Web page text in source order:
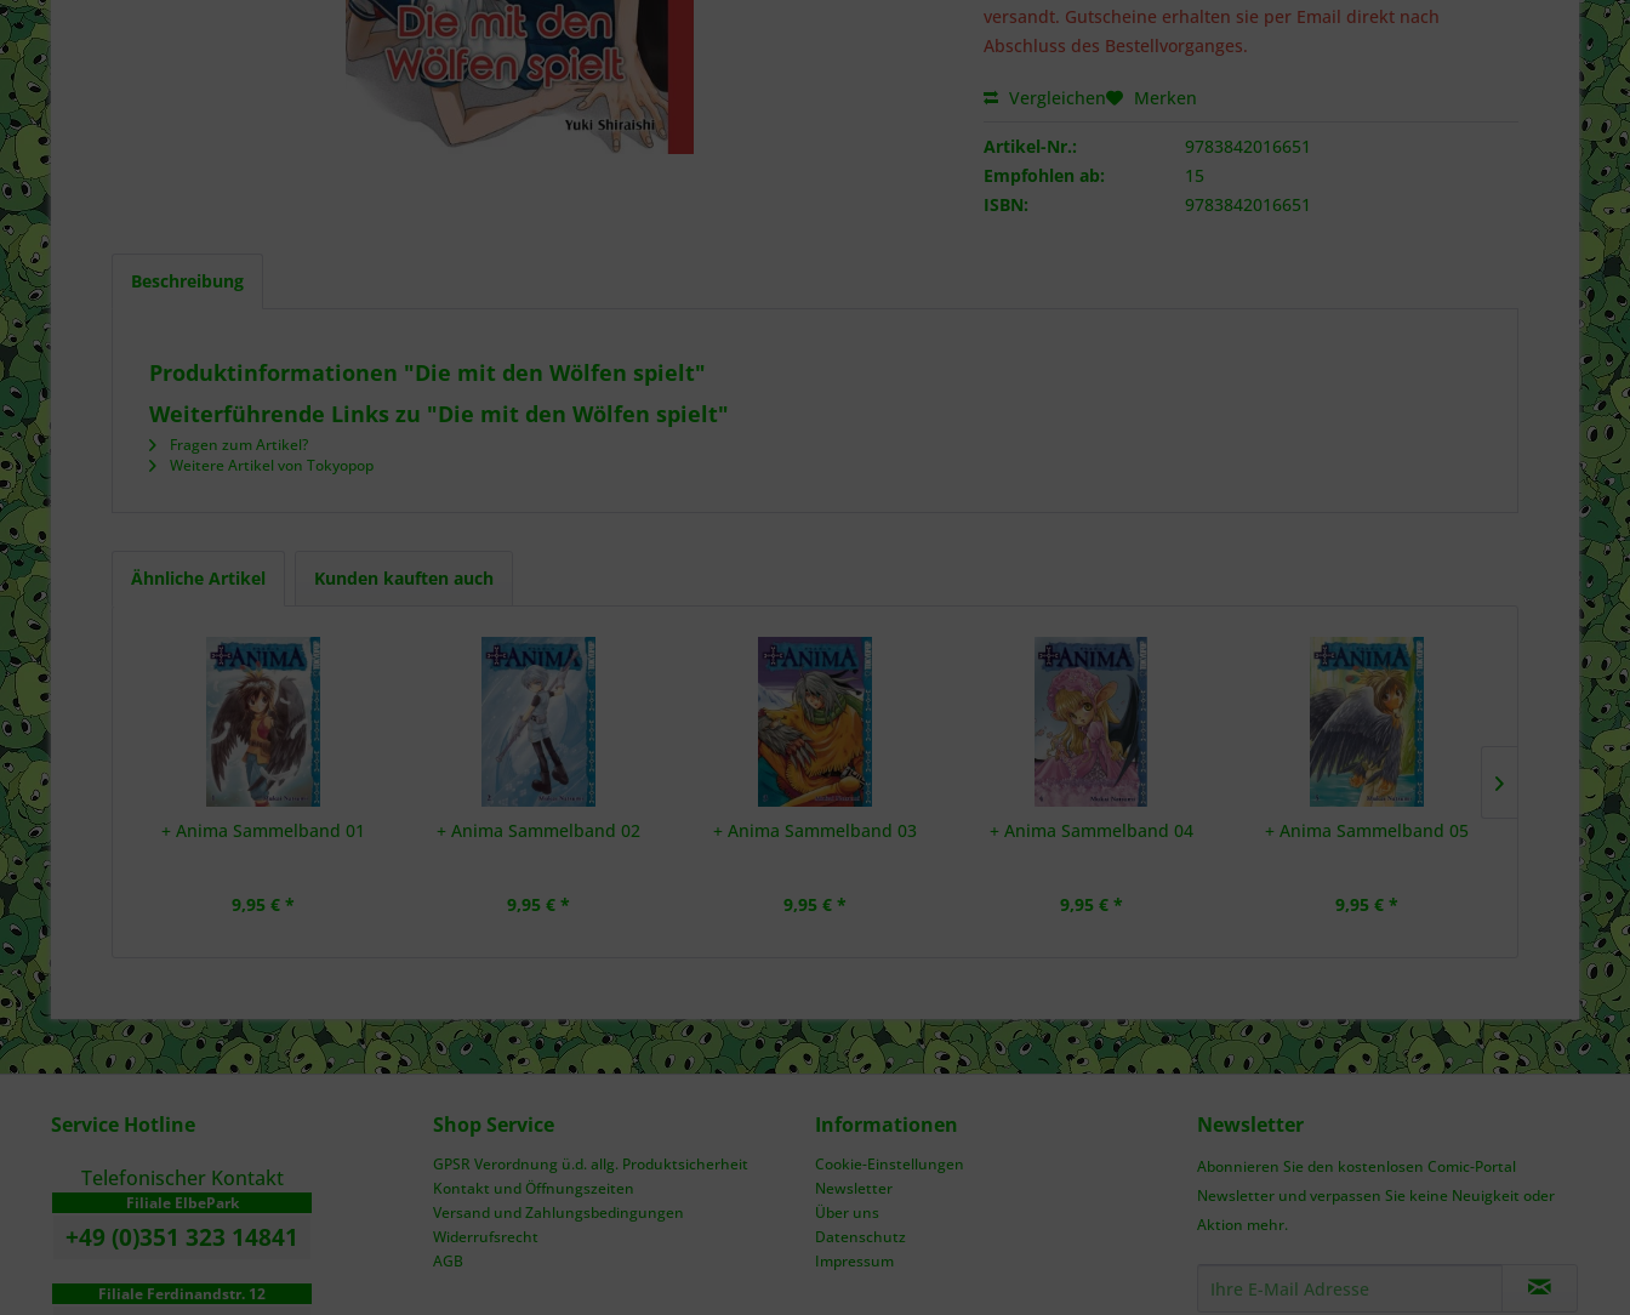
versandt. Gutscheine erhalten sie per Email direkt nach
Abschluss des Bestellvorganges.
Vergleichen Merken
Artikel-Nr.:
9783842016651
Empfohlen ab:
15
ISBN:
9783842016651
Beschreibung
Produktinformationen "Die mit den Wölfen spielt"
Weiterführende Links zu "Die mit den Wölfen spielt"
Fragen zum Artikel?
Weitere Artikel von Tokyopop
Ähnliche Artikel Kunden kauften auch
+ Anima Sammelband 01
9,95 € *
+ Anima Sammelband 02
9,95 € *
+ Anima Sammelband 03
9,95 € *
+ Anima Sammelband 04
9,95 € *
+ Anima Sammelband 05
9,95 € *
+C:
Service Hotline
Telefonischer Kontakt
Filiale ElbePark
+49 (0)351 323 14841
Filiale Ferdinandstr. 12
Shop Service
GPSR Verordnung ü.d. allg. Produktsicherheit
Kontakt und Öffnungszeiten
Versand und Zahlungsbedingungen
Widerrufsrecht
AGB
Informationen
Cookie-Einstellungen
Newsletter
Über uns
Datenschutz
Impressum
Newsletter
Abonnieren Sie den kostenlosen Comic-Portal
Newsletter und verpassen Sie keine Neuigkeit oder
Aktion mehr.